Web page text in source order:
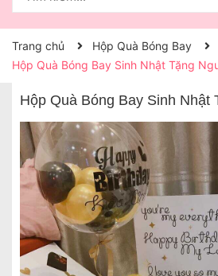
Trang chủ
Hộp Quà Bóng Bay
Hộp Quà Bóng Bay Sinh Nhật Tặng
Hộp Quà Bóng Bay Sinh Nhật